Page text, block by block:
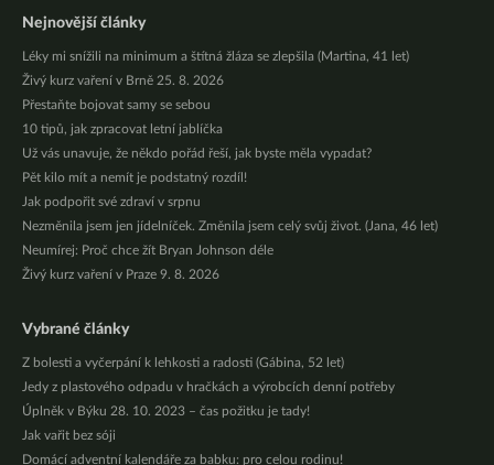
Nejnovější články
Léky mi snížili na minimum a štítná žláza se zlepšila (Martina, 41 let)
Živý kurz vaření v Brně 25. 8. 2026
Přestaňte bojovat samy se sebou
10 tipů, jak zpracovat letní jablíčka
Už vás unavuje, že někdo pořád řeší, jak byste měla vypadat?
Pět kilo mít a nemít je podstatný rozdíl!
Jak podpořit své zdraví v srpnu
Nezměnila jsem jen jídelníček. Změnila jsem celý svůj život. (Jana, 46 let)
Neumírej: Proč chce žít Bryan Johnson déle
Živý kurz vaření v Praze 9. 8. 2026
Vybrané články
Z bolesti a vyčerpání k lehkosti a radosti (Gábina, 52 let)
Jedy z plastového odpadu v hračkách a výrobcích denní potřeby
Úplněk v Býku 28. 10. 2023 – čas požitku je tady!
Jak vařit bez sóji
Domácí adventní kalendáře za babku: pro celou rodinu!